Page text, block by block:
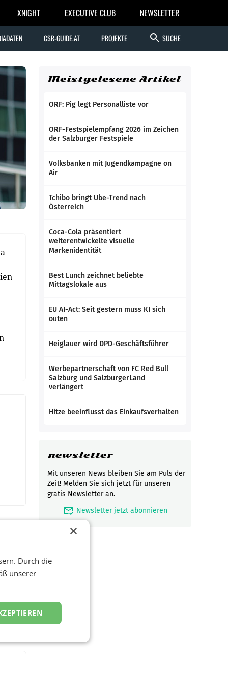
XNIGHT EXECUTIVE CLUB NEWSLETTER
CSR-GUIDE.AT PROJEKTE search SUCHE
Meistgelesene Artikel
ORF: Pig legt Personalliste vor
ORF-Festspielempfang 2026 im Zeichen
der Salzburger Festspiele
Volksbanken mit Jugendkampagne on
Air
Tchibo bringt Ube-Trend nach
Österreich
Coca-Cola präsentiert
weiterentwickelte visuelle
Markenidentität
Best Lunch zeichnet beliebte
Mittagslokale aus
EU AI-Act: Seit gestern muss KI sich
outen
Heiglauer wird DPD-Geschäftsführer
Werbepartnerschaft von FC Red Bull
Salzburg und SalzburgerLand
verlängert
Hitze beeinflusst das Einkaufsverhalten
newsletter
Mit unseren News bleiben Sie am Puls der
Zeit! Melden Sie sich jetzt für unseren
gratis Newsletter an.
mark_email_read Newsletter jetzt abonnieren
×
Durch die
unserer